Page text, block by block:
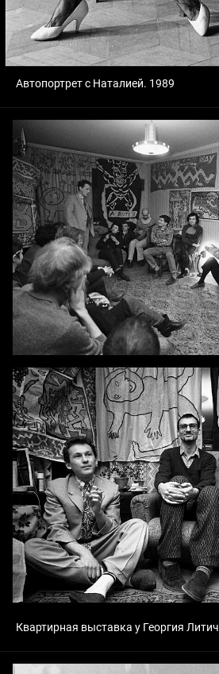
Автопортрет с Наталией. 1989
Квартирная выставка у Георгия